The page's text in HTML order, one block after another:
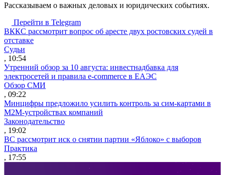
Рассказываем о важных деловых и юридических событиях.
Перейти в Telegram
ВККС рассмотрит вопрос об аресте двух ростовских судей в
отставке
Судьи
, 10:54
Утренний обзор за 10 августа: инвестнадбавка для
электросетей и правила e-commerce в ЕАЭС
Обзор СМИ
, 09:22
Минцифры предложило усилить контроль за сим-картами в
M2M-устройствах компаний
Законодательство
, 19:02
ВС рассмотрит иск о снятии партии «Яблоко» с выборов
Практика
, 17:55